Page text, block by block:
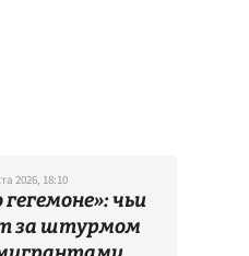
2026, 18:10
чьи
за штурмом